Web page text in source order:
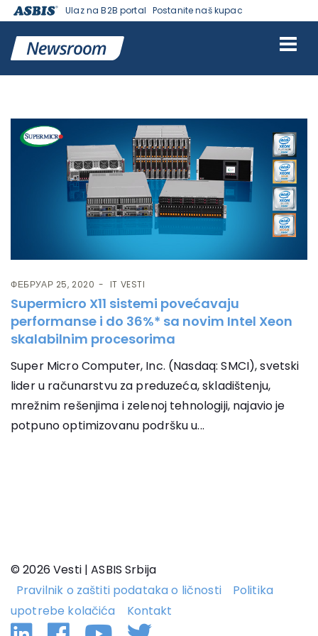
Ulaz na B2B portal Postanite naš kupac
Ознака:2ND GEN
ФЕБРУАР 25, 2020 IT VESTI
Supermicro X11 sistemi povećavaju
performanse i do 36%* sa novim Intel Xeon
skalabilnim procesorima
Super Micro Computer, Inc. (Nasdaq: SMCI), svetski
lider u računarstvu za preduzeća, skladištenju,
mrežnim rešenjima i zelenoj tehnologiji, najavio je
potpuno optimizovanu podršku u...
© 2026 Vesti | ASBIS Srbija
Pravilnik o zaštiti podataka o ličnosti
Politika
upotrebe kolačića
Kontakt